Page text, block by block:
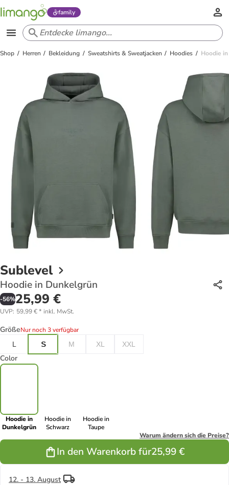
family
Shop Herren Bekleidung Sweatshirts & Sweatjacken Hoodies Hoodie
Sublevel
Hoodie in Dunkelgrün
-56%25,99 €
UVP: 59,99 €* inkl. MwSt.
GrößeNur noch 3 verfügbar
L
S M XL XXL
Color
Hoodie in
Dunkelgrün
Hoodie in
Schwarz
Hoodie in
Taupe
Warum ändern sich die Preise?
In den Warenkorb für25,99 €
12. - 13. August